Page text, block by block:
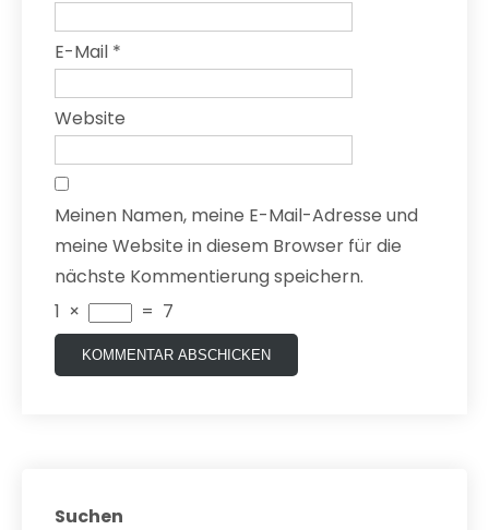
E-Mail *
Website
Meinen Namen, meine E-Mail-Adresse und
meine Website in diesem Browser für die
nächste Kommentierung speichern.
1 × = 7
Suchen